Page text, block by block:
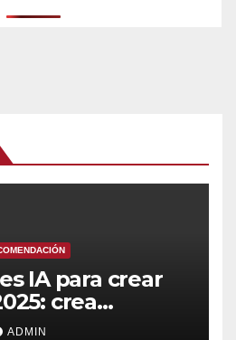
IA para crear
crea
en
ADMIN